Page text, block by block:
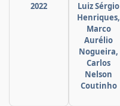
2022
Luiz Sérgio
Henriques,
Marco
Aurélio
Nogueira,
Carlos
Nelson
Coutinho